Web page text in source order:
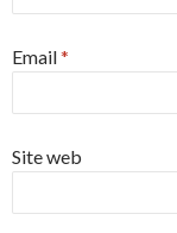
Email*
Site web